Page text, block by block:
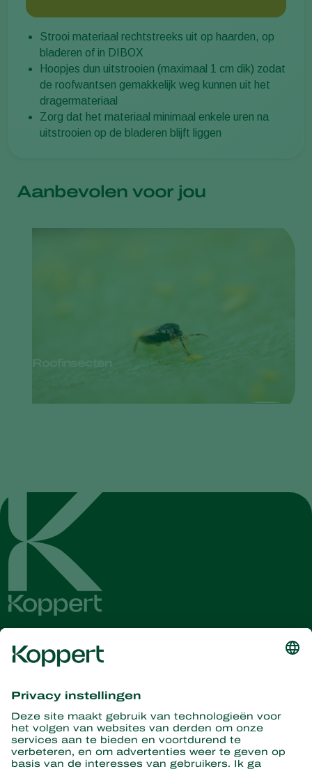
Strooi materiaal rechtstreeks uit op haarden, op
bladeren of in DIBOX
Hoopjes dun uitstrooien (maximaal 1 cm dik) zodat
de roofwantsen gemakkelijk weg kunnen uit het
dragermateriaal
Zorg dat het materiaal minimaal enkele uren na
uitstrooien op de bladeren blijft liggen
Aanbevolen voor jou
Roofinsecten
Ontvang het laatste nieuws en
informatie
Hier aanmelden
Partners with Nature